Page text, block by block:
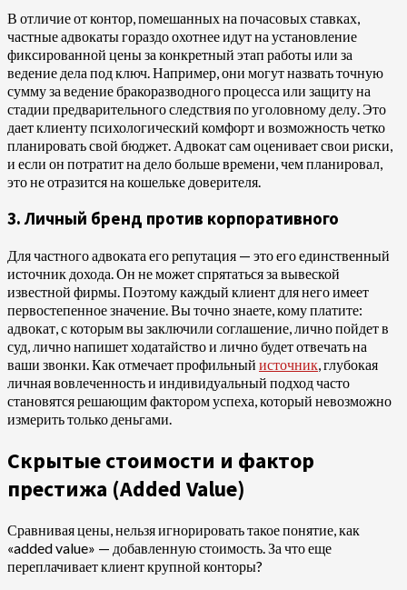
В отличие от контор, помешанных на почасовых ставках,
частные адвокаты гораздо охотнее идут на установление
фиксированной цены за конкретный этап работы или за
ведение дела под ключ. Например, они могут назвать точную
сумму за ведение бракоразводного процесса или защиту на
стадии предварительного следствия по уголовному делу. Это
дает клиенту психологический комфорт и возможность четко
планировать свой бюджет. Адвокат сам оценивает свои риски,
и если он потратит на дело больше времени, чем планировал,
это не отразится на кошельке доверителя.
3. Личный бренд против корпоративного
Для частного адвоката его репутация — это его единственный
источник дохода. Он не может спрятаться за вывеской
известной фирмы. Поэтому каждый клиент для него имеет
первостепенное значение. Вы точно знаете, кому платите:
адвокат, с которым вы заключили соглашение, лично пойдет в
суд, лично напишет ходатайство и лично будет отвечать на
ваши звонки. Как отмечает профильный источник, глубокая
личная вовлеченность и индивидуальный подход часто
становятся решающим фактором успеха, который невозможно
измерить только деньгами.
Скрытые стоимости и фактор
престижа (Added Value)
Сравнивая цены, нельзя игнорировать такое понятие, как
«added value» — добавленную стоимость. За что еще
переплачивает клиент крупной конторы?